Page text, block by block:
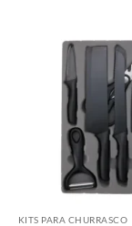
KITS PARA CHURRASCO